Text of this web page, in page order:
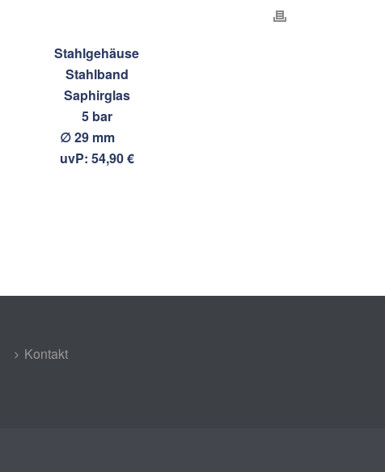
Stahlgehäuse
Stahlband
Saphirglas
5 bar
∅ 29 mm
uvP: 54,90 €
Kontakt